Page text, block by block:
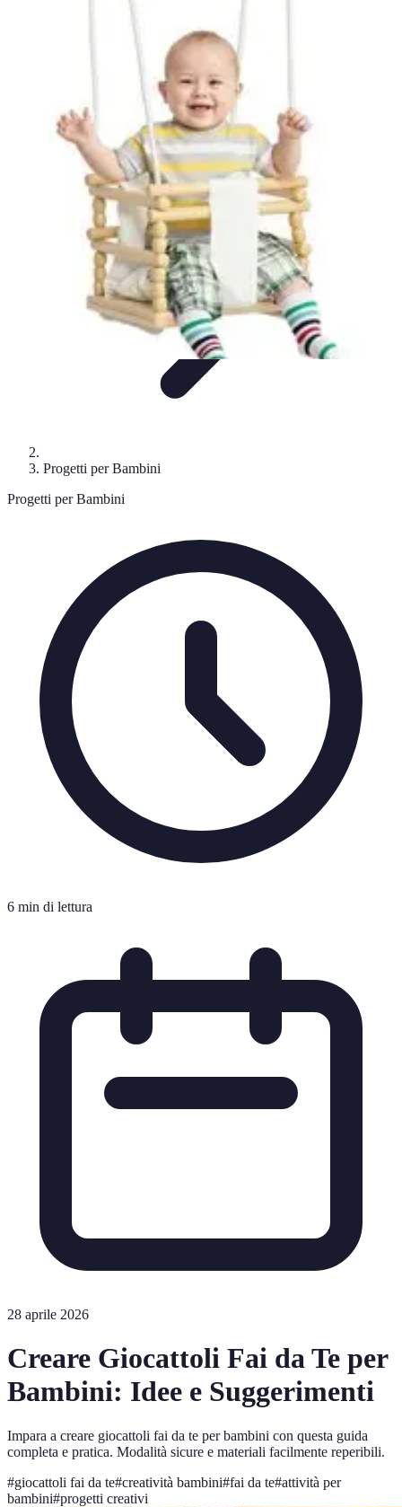
Creatività Tutorial
Progetti per Bambini
Progetti per Bambini
6 min di lettura
28 aprile 2026
Creare Giocattoli Fai da Te per
Bambini: Idee e Suggerimenti
Impara a creare giocattoli fai da te per bambini con questa guida
completa e pratica. Modalità sicure e materiali facilmente reperibili.
#giocattoli fai da te#creatività bambini#fai da te#attività per
bambini#progetti creativi